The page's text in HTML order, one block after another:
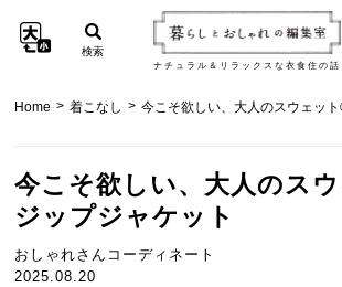
ナチュラル＆リラックスな衣食住の話
検索
Home > 着こなし > 今こそ欲しい、大人のスウェッ
今こそ欲しい、大人のス
ジップジャケット
おしゃれさんコーディネート
2025.08.20